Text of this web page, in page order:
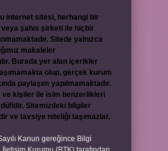
internet sitesi, herhangi bir
şahıs şirketi ile hiçbir
Sitede yalnızca
makaleler
Burada yer alan içerikler
olup, gerçek kurum
paylaşım yapılmamaktadır.
ve kişiler ile isim benzerlikleri
Sitemizdeki bilgiler
ve tavsiye niteliği taşımazlar.
Kanun gereğince Bilgi